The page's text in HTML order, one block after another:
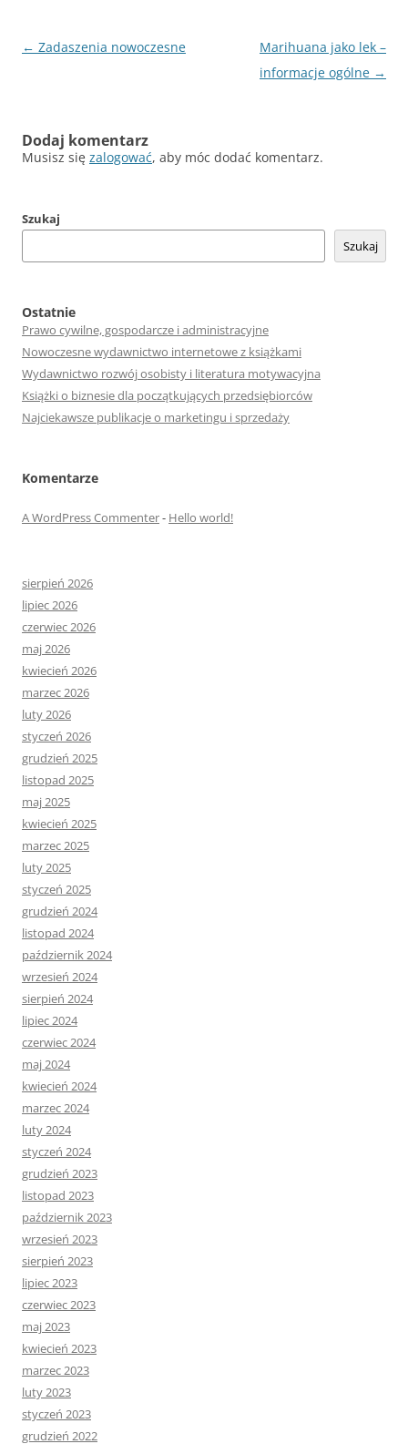
Nawigacja
← Zadaszenia nowoczesne
Marihuana jako lek –
informacje ogólne →
Dodaj komentarz
Musisz się zalogować, aby móc dodać komentarz.
Szukaj
Szukaj
Ostatnie
Prawo cywilne, gospodarcze i administracyjne
Nowoczesne wydawnictwo internetowe z książkami
Wydawnictwo rozwój osobisty i literatura motywacyjna
Książki o biznesie dla początkujących przedsiębiorców
Najciekawsze publikacje o marketingu i sprzedaży
Komentarze
A WordPress Commenter- Hello world!
sierpień 2026
lipiec 2026
czerwiec 2026
maj 2026
kwiecień 2026
marzec 2026
luty 2026
styczeń 2026
grudzień 2025
listopad 2025
maj 2025
kwiecień 2025
marzec 2025
luty 2025
styczeń 2025
grudzień 2024
listopad 2024
październik 2024
wrzesień 2024
sierpień 2024
lipiec 2024
czerwiec 2024
maj 2024
kwiecień 2024
marzec 2024
luty 2024
styczeń 2024
grudzień 2023
listopad 2023
październik 2023
wrzesień 2023
sierpień 2023
lipiec 2023
czerwiec 2023
maj 2023
kwiecień 2023
marzec 2023
luty 2023
styczeń 2023
grudzień 2022